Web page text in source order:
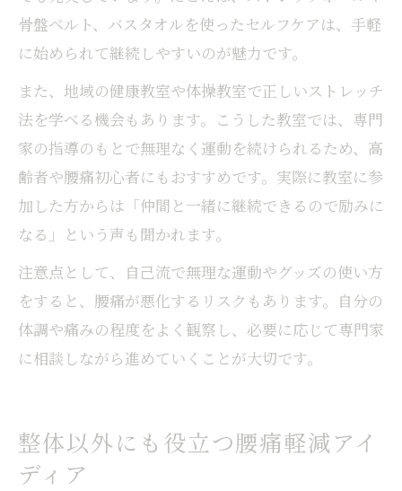
骨盤ベルト、バスタオルを使ったセルフケアは、手軽
に始められて継続しやすいのが魅力です。
また、地域の健康教室や体操教室で正しいストレッチ
法を学べる機会もあります。こうした教室では、専門
家の指導のもとで無理なく運動を続けられるため、高
齢者や腰痛初心者にもおすすめです。実際に教室に参
加した方からは「仲間と一緒に継続できるので励みに
なる」という声も聞かれます。
注意点として、自己流で無理な運動やグッズの使い方
をすると、腰痛が悪化するリスクもあります。自分の
体調や痛みの程度をよく観察し、必要に応じて専門家
に相談しながら進めていくことが大切です。
整体以外にも役立つ腰痛軽減アイ
ディア